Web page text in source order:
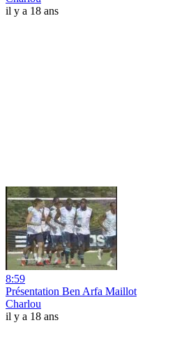
il y a 18 ans
8:59
Présentation Ben Arfa Maillot
Charlou
il y a 18 ans